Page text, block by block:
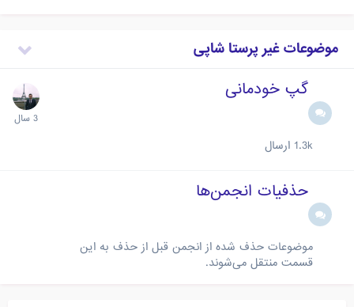
موضوعات غیر پرستا شاپی
گپ خودمانی
1.3k ارسال
حذفیات انجمن‌ها
موضوعات حذف شده از انجمن قبل از حذف به این
قسمت منتقل می‌شوند.